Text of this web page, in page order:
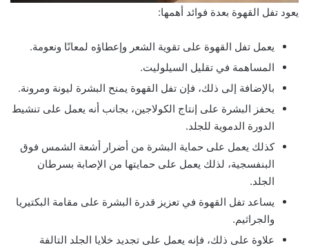
يعود تفل القهوة بعدة فوائد أهمها:
يعمل تفل القهوة على تقوية الشعر وإعطاؤه لمعانًا ونعومة.
المساهمة في تقليل السيلوليت.
بالإضافة إلى ذلك، فإن تفل القهوة يمنح البشرة ليونة ومرونة.
يحفز البشرة على إنتاج الكولاجين، بجانب أنه يعمل على تنشيط
الدورة الدموية للجلد.
كذلك يعمل على حماية البشرة من أضرار أشعة الشمس فوق
البنفسجية، لذلك يعمل على حمايتها من الإصابة بسرطان
الجلد.
يساعد تفل القهوة في تعزيز قدرة البشرة على مقامة البكتيريا
والجراثيم.
علاوة على ذلك، فإنه يعمل على تجديد خلايا الجلد التالفة